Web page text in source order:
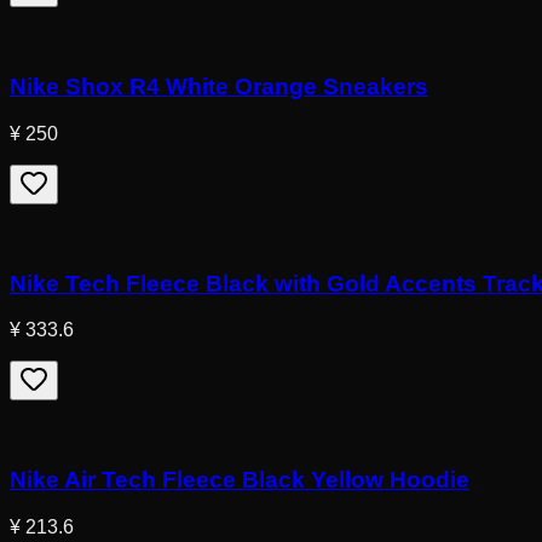
Nike Shox R4 White Orange Sneakers
¥ 250
Nike Tech Fleece Black with Gold Accents
¥ 333.6
Nike Air Tech Fleece Black Yellow Hoodie
¥ 213.6